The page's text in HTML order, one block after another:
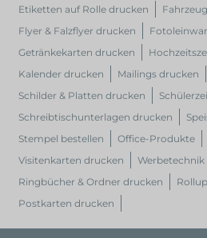
Etiketten auf Rolle drucken
Flyer & Falzflyer drucken
Getränkekarten drucken
Kalender drucken
Mailings drucken
Schilder & Platten drucken
Schreibtischunterlagen drucken
Stempel bestellen
Office-Produkte
Visitenkarten drucken
Werbetechnik
Ringbücher & Ordner drucken
Postkarten drucken